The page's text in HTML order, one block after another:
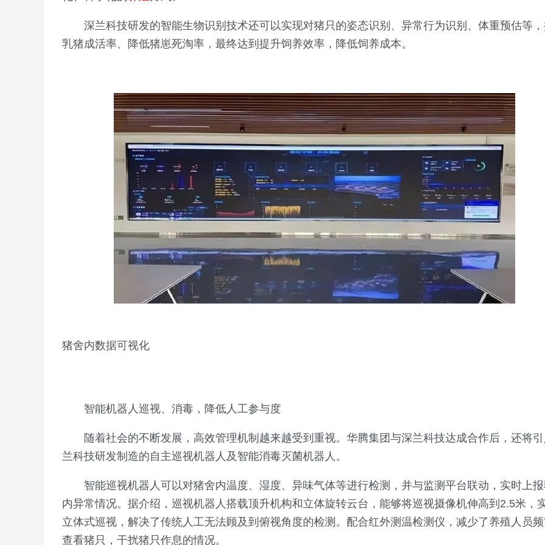
深兰科技研发的智能生物识别技术还可以实现对猪只的姿态识别、异常行为识别、体重预估等
乳猪成活率、降低猪崽死淘率，最终达到提升饲养效率，降低饲养成本。
猪舍内数据可视化
智能机器人巡视、消毒，降低人工参与度
随着社会的不断发展，高效管理机制越来越受到重视。华腾集团与深兰科技达成合作后，还将
兰科技研发制造的自主巡视机器人及智能消毒灭菌机器人。
智能巡视机器人可以对猪舍内温度、湿度、异味气体等进行检测，并与监测平台联动，实时上
内异常情况。据介绍，巡视机器人搭载顶升机构和立体旋转云台，能够将巡视摄像机伸高到2.5米，
立体式巡视，解决了传统人工无法顾及到俯视角度的检测。配合红外测温检测仪，减少了养殖人员
查看猪只，干扰猪只作息的情况。